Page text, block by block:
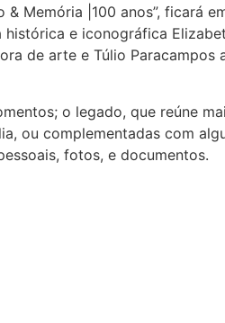
& Memória |100 anos”, ficará
e iconográfica
de arte e Túlio Paracampos
o legado, que reúne
ou complementadas com
fotos, e documentos.